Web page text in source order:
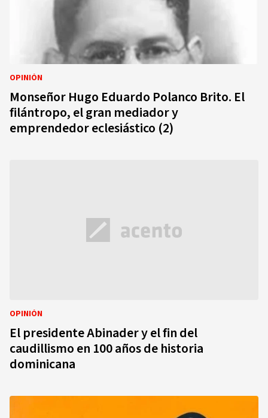
OPINIÓN
Monseñor Hugo Eduardo Polanco Brito. El
filántropo, el gran mediador y
emprendedor eclesiástico (2)
OPINIÓN
El presidente Abinader y el fin del
caudillismo en 100 años de historia
dominicana